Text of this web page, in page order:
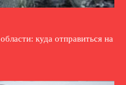
куда отправиться на